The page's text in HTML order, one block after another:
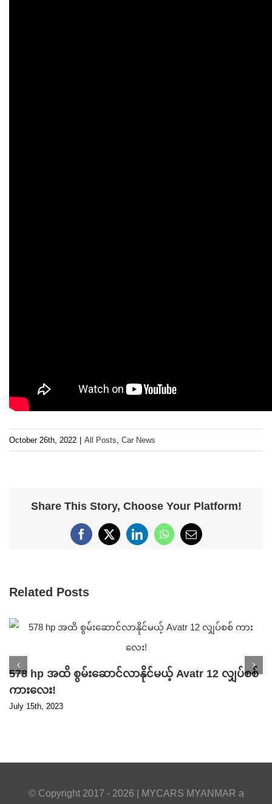
October 26th, 2022 All Posts, Car News
Share This Story, Choose Your Platform!
Facebook
X LinkedInWhatsApp
Email
Related Posts
578 hp အထိ စွမ်းဆောင်လာနိုင်မယ့် Avatr 12 လျှပ်စစ်
ကားလေး!
July 15th, 2023
© Copyright 2017 - 2026 | MYCARS MYANMAR a